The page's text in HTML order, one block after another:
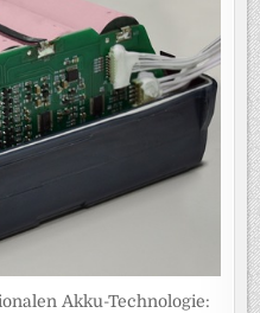
Akku-Technologie: